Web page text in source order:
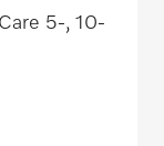
5-, 10-